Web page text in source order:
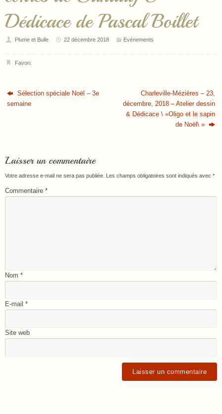
Dédicace de Pascal Boillet
Plume et Bulle 22 décembre 2018 Evénements
Favori.
Sélection spéciale Noël – 3e
semaine
Charleville-Mézières – 23,
décembre, 2018 – Atelier dessin
& Dédicace \ »Oligo et le sapin
de Noël\ »
Laisser un commentaire
Votre adresse e-mail ne sera pas publiée. Les champs obligatoires sont indiqués avec *
Commentaire *
Nom *
E-mail *
Site web